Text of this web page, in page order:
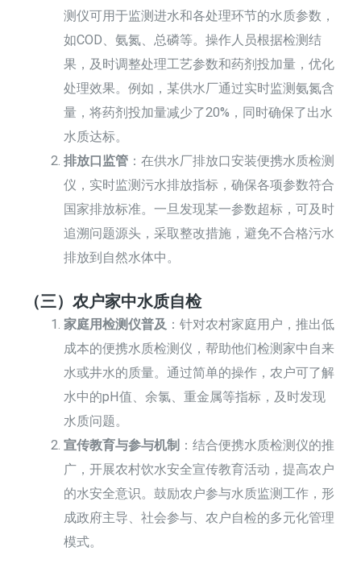
测仪可用于监测进水和各处理环节的水质参数，
如COD、氨氮、总磷等。操作人员根据检测结
果，及时调整处理工艺参数和药剂投加量，优化
处理效果。例如，某供水厂通过实时监测氨氮含
量，将药剂投加量减少了20%，同时确保了出水
水质达标。
排放口监管 ：在供水厂排放口安装便携水质检测
仪，实时监测污水排放指标，确保各项参数符合
国家排放标准。一旦发现某一参数超标，可及时
追溯问题源头，采取整改措施，避免不合格污水
排放到自然水体中。
（三）农户家中水质自检
家庭用检测仪普及 ：针对农村家庭用户，推出低
成本的便携水质检测仪，帮助他们检测家中自来
水或井水的质量。通过简单的操作，农户可了解
水中的pH值、余氯、重金属等指标，及时发现
水质问题。
宣传教育与参与机制 ：结合便携水质检测仪的推
广，开展农村饮水安全宣传教育活动，提高农户
的水安全意识。鼓励农户参与水质监测工作，形
成政府主导、社会参与、农户自检的多元化管理
模式。